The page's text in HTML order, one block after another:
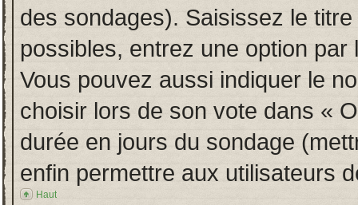
des sondages). Saisissez le
possibles, entrez une option
Vous pouvez aussi indiquer le
choisir lors de son vote dans «
durée en jours du sondage
enfin permettre aux utilisateurs
Haut